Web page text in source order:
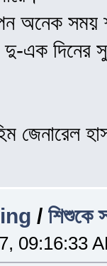
অনেক সময়
এক দিনের
জেনারেল
/শিশুকে
09:16:33